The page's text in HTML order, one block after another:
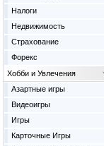
Налоги
Недвижимость
Страхование
Форекс
Хобби и Увлечения
Азартные игры
Видеоигры
Игры
Карточные Игры